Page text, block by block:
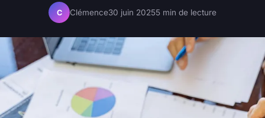
C Clémence30 juin 20255 min de lecture